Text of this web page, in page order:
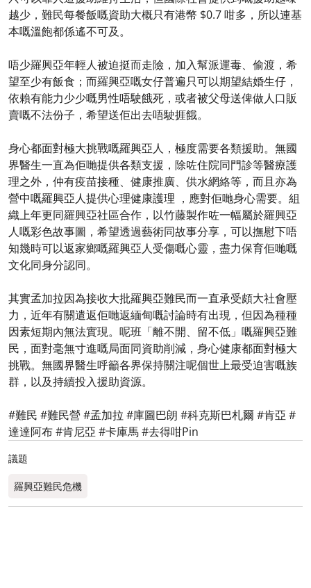
越少，難民每餐飯嘅資助大概只有港幣 $0.7 咁多，所以連基
本嘅溫飽都係遙不可及。
唔少羅興亞年輕人被迫挺而走險，加入幫派運毒、偷渡，希
望至少有飯食；而羅興亞嘅女仔普遍只可以期望結婚生仔，
依賴有能力少少嘅男性唔駛餓死，或者被父母送俾做人口販
賣嘅不法份子，希望送佢出去唔駛捱餓。
身心都面對極大挑戰嘅羅興亞人，極度需要各類援助。無國
界醫生一直為佢哋提供各類支援，除咗住院同門診等醫療護
理之外，仲有疫苗接種、健康推廣、供水網絡等，而且亦為
營中嘅羅興亞人提供心理健康護理 ，應對佢哋身心需要。組
織上年更同羅興亞社區合作，以竹藤製作咗一幅屬於羅興亞
人嘅彩色故事圖，希望透過藝術同故事分享，可以撫慰下唔
知幾時可以返家鄉嘅羅興亞人受傷嘅心靈，盡力保育佢哋嘅
文化同身分認同。
其實孟加拉因為接收大批羅興亞難民而一直承受頗大社會壓
力，近年有關遣返佢哋返緬甸嘅討論時有出現，但因為種種
因素短期內無法實現。呢班「離不開、留不低」嘅羅興亞難
民，面對毫無寸進嘅局面同資助削減，身心健康都面對極大
挑戰。無國界醫生呼籲各界保持關注呢個世上最受迫害嘅族
群，以及持續投入援助資源。
#難民 #難民營 #孟加拉 #庫圖巴朗 #科克斯巴札爾 #肯亞 #
達達阿布 #肯尼亞 #卡庫馬 #去得咁Pin
議題
羅興亞難民危機